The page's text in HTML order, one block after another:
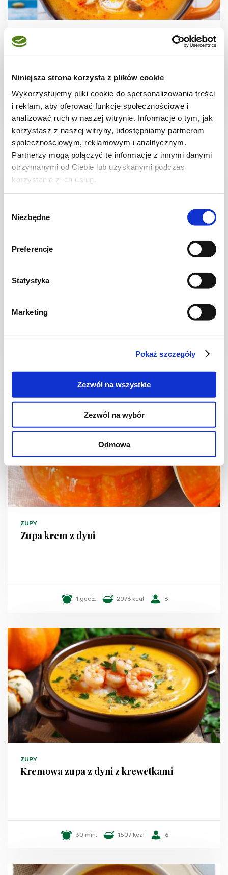
Niniejsza strona korzysta z plików cookie
Wykorzystujemy pliki cookie do spersonalizowania treści
i reklam, aby oferować funkcje społecznościowe i
analizować ruch w naszej witrynie. Informacje o tym, jak
korzystasz z naszej witryny, udostępniamy partnerom
społecznościowym, reklamowym i analitycznym.
Partnerzy mogą połączyć te informacje z innymi danymi
otrzymanymi od Ciebie lub uzyskanymi podczas
korzystania z ich usług.
zgody
Niezbędne
Preferencje
Statystyka
Marketing
Pokaż szczegóły
Zezwól na wszystkie
Zezwól na wybór
Odmowa
ZUPY
Warzywna zupa krem z dyni
518 kcal
ZUPY
Zupa krem z dyni
1 godz. 2076 kcal 6
ZUPY
Kremowa zupa z dyni z krewetkami
30 min. 1507 kcal 6